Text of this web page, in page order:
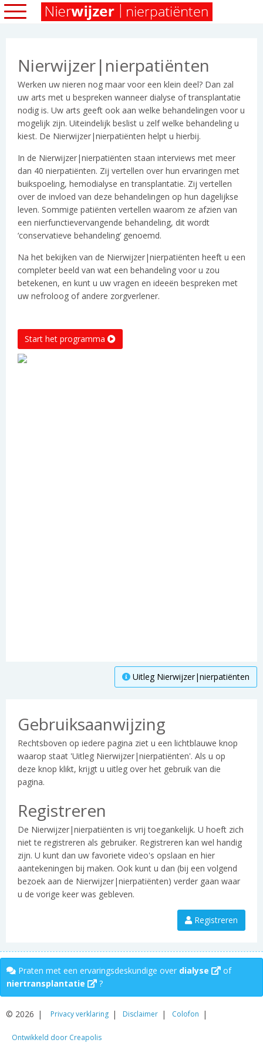
Nierwijzer|nierpatiënten
Werken uw nieren nog maar voor een klein deel? Dan zal
uw arts met u bespreken wanneer dialyse of transplantatie
nodig is. Uw arts geeft ook aan welke behandelingen voor u
mogelijk zijn. Uiteindelijk beslist u zelf welke behandeling u
kiest. De Nierwijzer|nierpatiënten helpt u hierbij.
In de Nierwijzer|nierpatiënten staan interviews met meer
dan 40 nierpatiënten. Zij vertellen over hun ervaringen met
buikspoeling, hemodialyse en transplantatie. Zij vertellen
over de invloed van deze behandelingen op hun dagelijkse
leven. Sommige patiënten vertellen waarom ze afzien van
een nierfunctievervangende behandeling, dit wordt
‘conservatieve behandeling’ genoemd.
Na het bekijken van de Nierwijzer|nierpatiënten heeft u een
completer beeld van wat een behandeling voor u zou
betekenen, en kunt u uw vragen en ideeën bespreken met
uw nefroloog of andere zorgverlener.
Start het programma
Uitleg Nierwijzer|nierpatiënten
Gebruiksaanwijzing
Rechtsboven op iedere pagina ziet u een lichtblauwe knop
waarop staat 'Uitleg Nierwijzer|nierpatiënten'. Als u op
deze knop klikt, krijgt u uitleg over het gebruik van die
pagina.
Registreren
De Nierwijzer|nierpatiënten is vrij toegankelijk. U hoeft zich
niet te registreren als gebruiker. Registreren kan wel handig
zijn. U kunt dan uw favoriete video's opslaan en hier
aantekeningen bij maken. Ook kunt u dan (bij een volgend
bezoek aan de Nierwijzer|nierpatiënten) verder gaan waar
u de vorige keer was gebleven.
Registreren
Praten met een ervaringsdeskundige over dialyse
of
niertransplantatie
?
© 2026 Privacy verklaring Disclaimer Colofon
Ontwikkeld door Creapolis